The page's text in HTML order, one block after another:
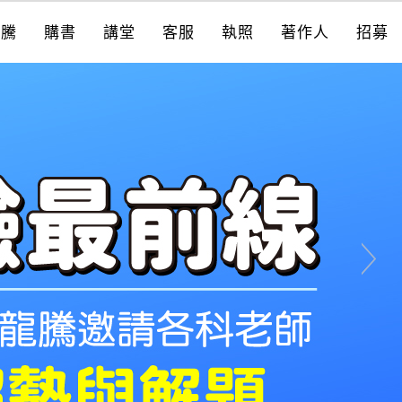
購書 講堂 客服 執照 著作人 招募